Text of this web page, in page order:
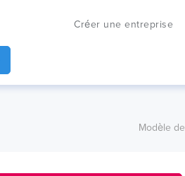
Créer une entreprise
Modèle de